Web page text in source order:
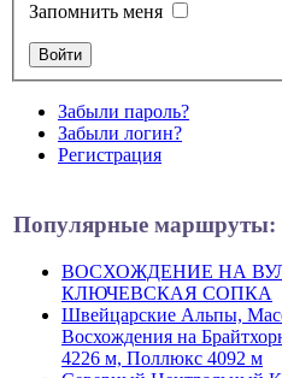
Запомнить меня
Забыли пароль?
Забыли логин?
Регистрация
Популярные маршруты:
ВОСХОЖДЕНИЕ НА
КЛЮЧЕВСКАЯ СОПКА
Швейцарские Альпы,
Восхождения на
4226 м, Поллюкс 4092 м